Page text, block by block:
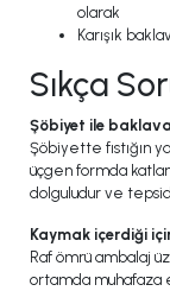
olarak
Karışık
Sıkça
Şöbiyet ile
Şöbiyette fıstığın
üçgen formda
dolguludur ve
Kaymak içerdiği
Raf ömrü ambalaj
ortamda muhafaza